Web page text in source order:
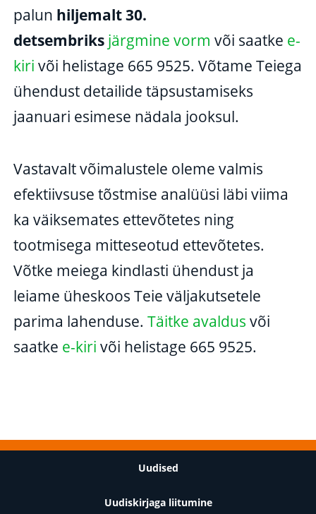
palun hiljemalt 30.
detsembriks järgmine vorm või saatke e-
kiri või helistage 665 9525. Võtame Teiega
ühendust detailide täpsustamiseks
jaanuari esimese nädala jooksul.
Vastavalt võimalustele oleme valmis
efektiivsuse tõstmise analüüsi läbi viima
ka väiksemates ettevõtetes ning
tootmisega mitteseotud ettevõtetes.
Võtke meiega kindlasti ühendust ja
leiame üheskoos Teie väljakutsetele
parima lahenduse. Täitke avaldus või
saatke e-kiri või helistage 665 9525.
Uudised
Uudiskirjaga liitumine